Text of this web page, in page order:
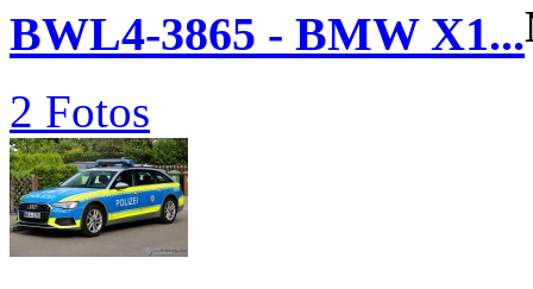
BWL4-3865 - BMW X1...
2 Fotos